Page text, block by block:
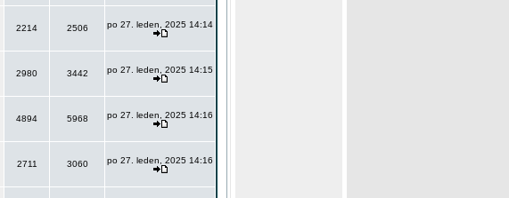
2214 2506 po 27. leden, 2025 14:14
2980 3442 po 27. leden, 2025 14:15
4894 5968 po 27. leden, 2025 14:16
2711 3060 po 27. leden, 2025 14:16